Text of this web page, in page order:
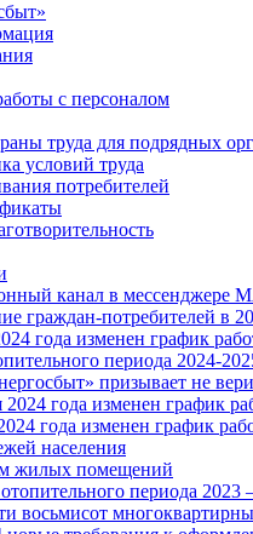
с персоналом
труда для подрядных
условий труда
потребителей
канал в мессенджере
граждан-потребителей в
года изменен график
периода 2024-
призывает не
2024 года изменен график
года изменен график
населения
жилых помещений
периода 2023
восьмисот